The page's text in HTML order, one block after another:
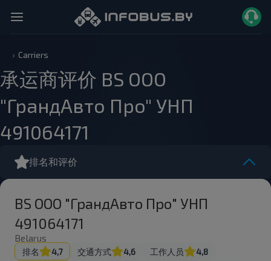
Carriers
承运商评价 BS ООО
"ГрандАвто Про" УНП
491064171
排名和评价
BS ООО "ГрандАвто Про" УНП
491064171
Belarus
排名 4,7 交通方式 4,6 工作人员
4,8